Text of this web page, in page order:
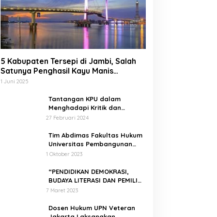
5 Kabupaten Tersepi di Jambi, Salah
Satunya Penghasil Kayu Manis
Terbesar di Dunia
1 Juni 2025
Tantangan KPU dalam
Menghadapi Kritik dan
Tekanan Politik
27 Februari 2024
Tim Abdimas Fakultas Hukum
Universitas Pembangunan
Nasional Veteran Jakarta
dan Pendaftaran Dua Badan
Hukum Sekaligus
1 Oktober 2023
“PENDIDIKAN DEMOKRASI,
BUDAYA LITERASI DAN PEMILIH
CERDAS”
7 Maret 2023
Dosen Hukum UPN Veteran